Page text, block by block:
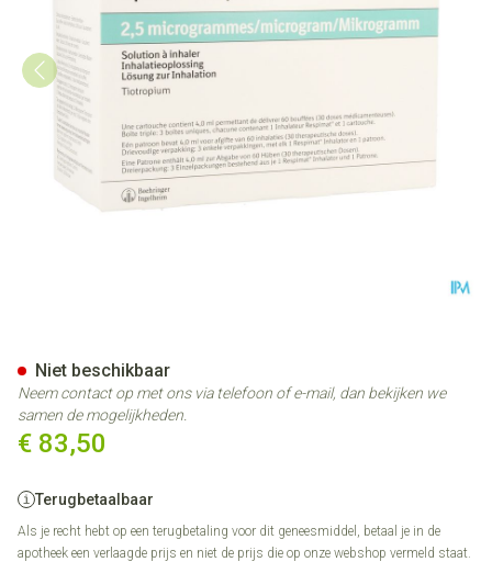
€ 83,50
Terugbetaalbaar
Als je recht hebt op een terugbetaling voor dit geneesmiddel, betaal je in de
apotheek een verlaagde prijs en niet de prijs die op onze webshop vermeld staat.
Niet beschikbaar
Neem contact op met ons via telefoon of e-mail, dan bekijken we
samen de mogelijkheden.